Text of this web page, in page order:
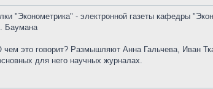
"Эконометрика" - электронной газеты кафедры
Баумана
это говорит? Размышляют Анна Гальчева, Иван
для него научных журналах.